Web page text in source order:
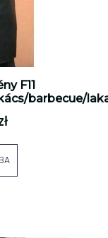
F11
barbecue/